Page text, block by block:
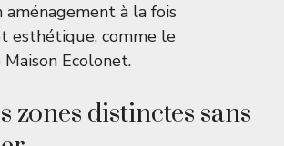
aménagement à la fois
esthétique, comme le
Maison Ecolonet.
zones distinctes sans